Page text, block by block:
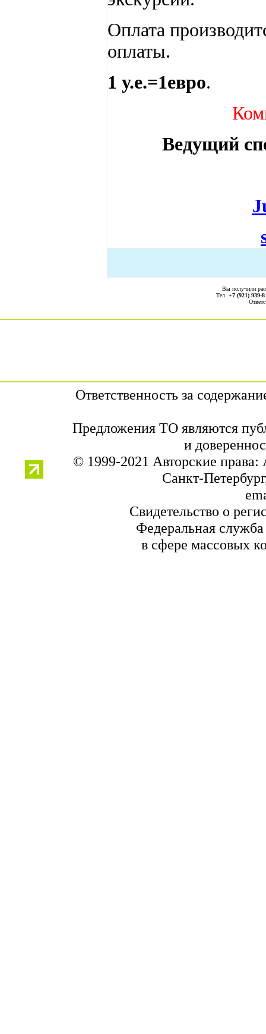
Оплата
оплаты.
1 у.е.=1евро.
Ведущий
Вы получили
Тел. +7 (921) 939-
Ответственность за
Предложения ТО являются
и
© 1999-2021 Авторские
Санкт-
Свидетельство о
Федеральная служба
в сфере массовых